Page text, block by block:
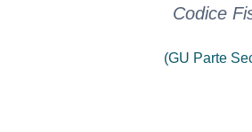
Codice
(GU Parte